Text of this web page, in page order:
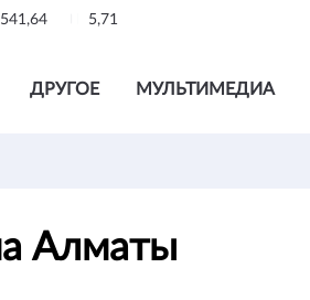
541,64 5,71
ДРУГОЕ МУЛЬТИМЕДИА
Алматы